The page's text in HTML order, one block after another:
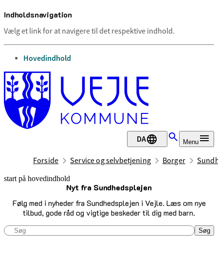
Indholdsnavigation
Vælg et link for at navigere til det respektive indhold.
gå til
Hovedindhold
DA Menu
Forside Service og selvbetjening Borger
start på hovedindhold
Nyt fra Sundhedsplejen
Følg med i nyheder fra Sundhedsplejen i Vejle. Læs om nye
tilbud, gode råd og vigtige beskeder til dig med barn.
senest opdateret 15. april 2026
Søg Søg